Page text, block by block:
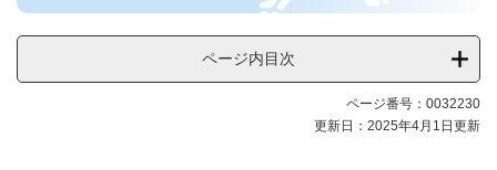
ページ内目次
ページ番号：0032230
更新日：2025年4月1日更新